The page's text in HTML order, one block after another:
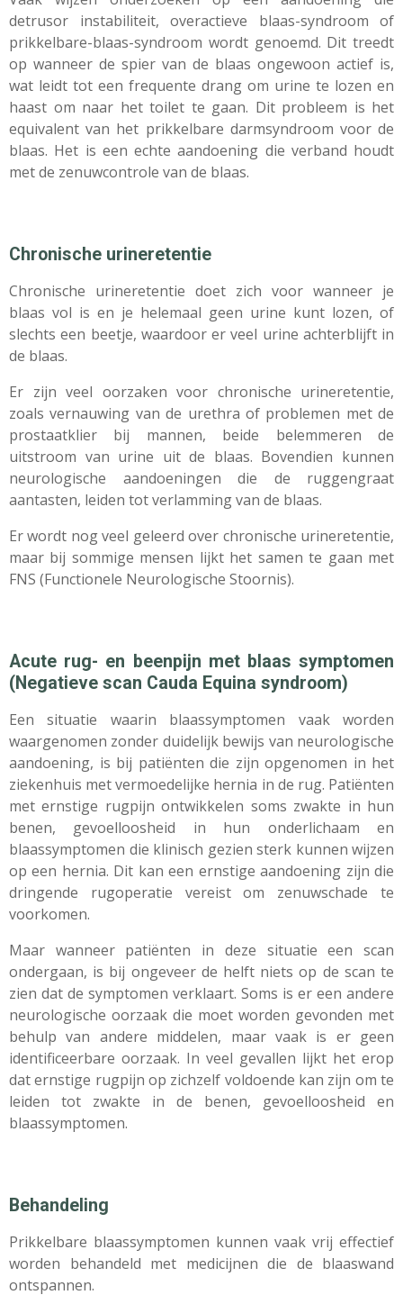
detrusor instabiliteit, overactieve blaas-syndroom of
prikkelbare-blaas-syndroom wordt genoemd. Dit treedt
op wanneer de spier van de blaas ongewoon actief is,
wat leidt tot een frequente drang om urine te lozen en
haast om naar het toilet te gaan. Dit probleem is het
equivalent van het prikkelbare darmsyndroom voor de
blaas. Het is een echte aandoening die verband houdt
met de zenuwcontrole van de blaas.
Chronische urineretentie
Chronische urineretentie doet zich voor wanneer je
blaas vol is en je helemaal geen urine kunt lozen, of
slechts een beetje, waardoor er veel urine achterblijft in
de blaas.
Er zijn veel oorzaken voor chronische urineretentie,
zoals vernauwing van de urethra of problemen met de
prostaatklier bij mannen, beide belemmeren de
uitstroom van urine uit de blaas. Bovendien kunnen
neurologische aandoeningen die de ruggengraat
aantasten, leiden tot verlamming van de blaas.
Er wordt nog veel geleerd over chronische urineretentie,
maar bij sommige mensen lijkt het samen te gaan met
FNS (Functionele Neurologische Stoornis).
Acute rug- en beenpijn met blaas symptomen
(Negatieve scan Cauda Equina syndroom)
Een situatie waarin blaassymptomen vaak worden
waargenomen zonder duidelijk bewijs van neurologische
aandoening, is bij patiënten die zijn opgenomen in het
ziekenhuis met vermoedelijke hernia in de rug. Patiënten
met ernstige rugpijn ontwikkelen soms zwakte in hun
benen, gevoelloosheid in hun onderlichaam en
blaassymptomen die klinisch gezien sterk kunnen wijzen
op een hernia. Dit kan een ernstige aandoening zijn die
dringende rugoperatie vereist om zenuwschade te
voorkomen.
Maar wanneer patiënten in deze situatie een scan
ondergaan, is bij ongeveer de helft niets op de scan te
zien dat de symptomen verklaart. Soms is er een andere
neurologische oorzaak die moet worden gevonden met
behulp van andere middelen, maar vaak is er geen
identificeerbare oorzaak. In veel gevallen lijkt het erop
dat ernstige rugpijn op zichzelf voldoende kan zijn om te
leiden tot zwakte in de benen, gevoelloosheid en
blaassymptomen.
Behandeling
Prikkelbare blaassymptomen kunnen vaak vrij effectief
worden behandeld met medicijnen die de blaaswand
ontspannen.